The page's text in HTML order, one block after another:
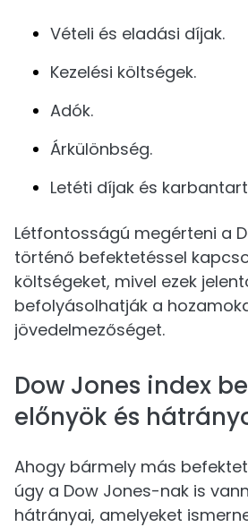
Vételi és eladási díjak.
Kezelési költségek.
Adók.
Árkülönbség.
Letéti díjak és
Létfontosságú megérteni a
történő befektetéssel
költségeket, mivel ezek
befolyásolhatják a
jövedelmezőséget.
Dow Jones index
előnyök és
Ahogy bármely más
úgy a Dow Jones-nak is
hátrányai, amelyeket